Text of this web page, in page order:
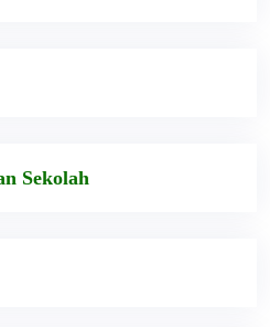
Sekolah